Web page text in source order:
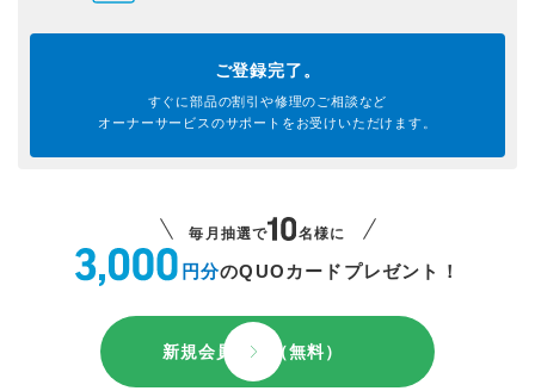
ご登録完了。
すぐに部品の割引や修理のご相談など
オーナーサービスのサポートを お受けいただけます。
毎月抽選で 名様に
円分のQUOカードプレゼント！
新規会員登録（無料）